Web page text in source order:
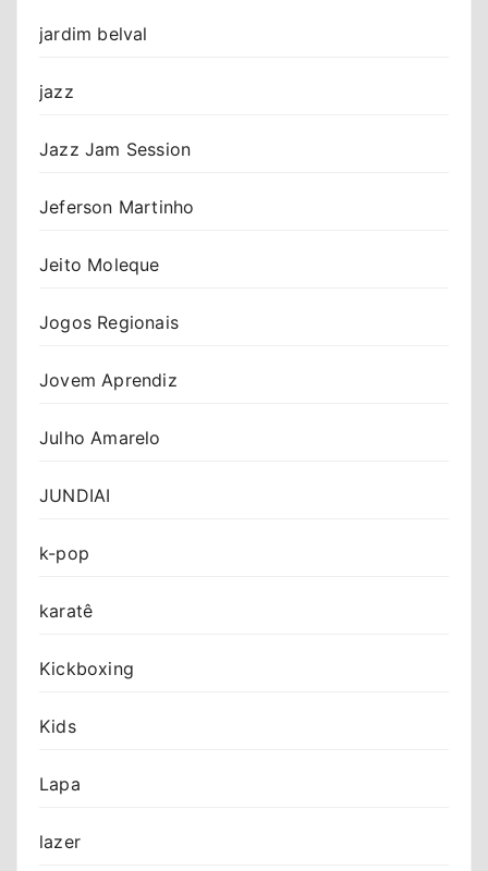
jardim belval
jazz
Jazz Jam Session
Jeferson Martinho
Jeito Moleque
Jogos Regionais
Jovem Aprendiz
Julho Amarelo
JUNDIAI
k-pop
karatê
Kickboxing
Kids
Lapa
lazer